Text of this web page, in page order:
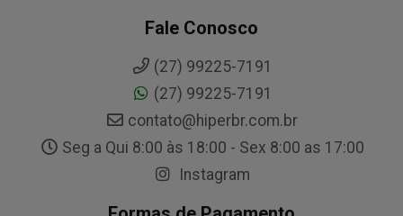
Fale Conosco
(27) 99225-7191
(27) 99225-7191
contato@hiperbr.com.br
Seg a Qui 8:00 às 18:00 - Sex 8:00 as 17:00
Instagram